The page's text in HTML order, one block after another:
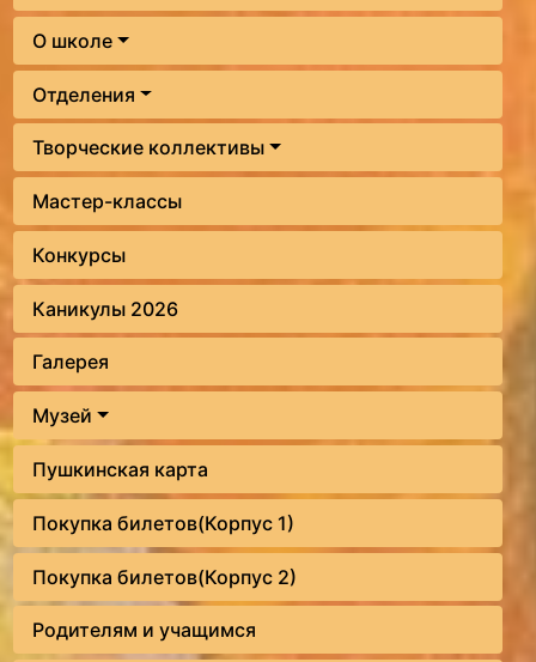
О школе
Отделения
Творческие коллективы
Мастер-классы
Конкурсы
Каникулы 2026
Галерея
Музей
Пушкинская карта
Покупка билетов(Корпус 1)
Покупка билетов(Корпус 2)
Родителям и учащимся